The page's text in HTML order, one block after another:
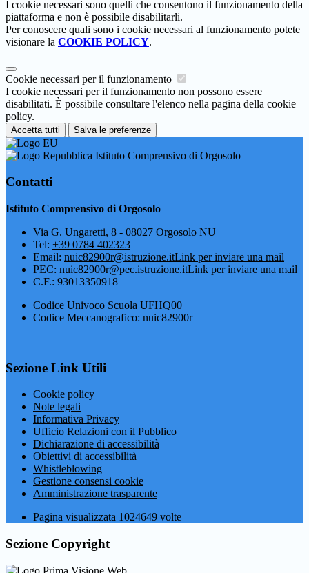
I cookie necessari sono quelli che consentono il funzionamento della
piattaforma e non è possibile disabilitarli.
Per conoscere quali sono i cookie necessari al funzionamento potete
visionare la COOKIE POLICY.
Cookie necessari per il funzionamento
I cookie necessari per il funzionamento non possono essere
disabilitati. È possibile consultare l'elenco nella pagina della cookie
policy.
Accetta tutti Salva le preferenze
Istituto Comprensivo di Orgosolo
Contatti
Istituto Comprensivo di Orgosolo
Via G. Ungaretti, 8 - 08027 Orgosolo NU
Tel: +39 0784 402323
Email: nuic82900r@istruzione.itLink per inviare una mail
PEC: nuic82900r@pec.istruzione.itLink per inviare una mail
C.F.: 93013350918
Codice Univoco Scuola UFHQ00
Codice Meccanografico: nuic82900r
Sezione Link Utili
Cookie policy
Note legali
Informativa Privacy
Ufficio Relazioni con il Pubblico
Dichiarazione di accessibilità
Obiettivi di accessibilità
Whistleblowing
Gestione consensi cookie
Amministrazione trasparente
Pagina visualizzata 1024649 volte
Sezione Copyright